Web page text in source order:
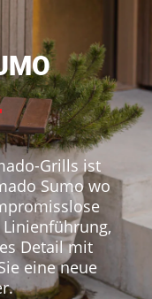
Grills ist
Sumo wo
Detail mit
eine neue